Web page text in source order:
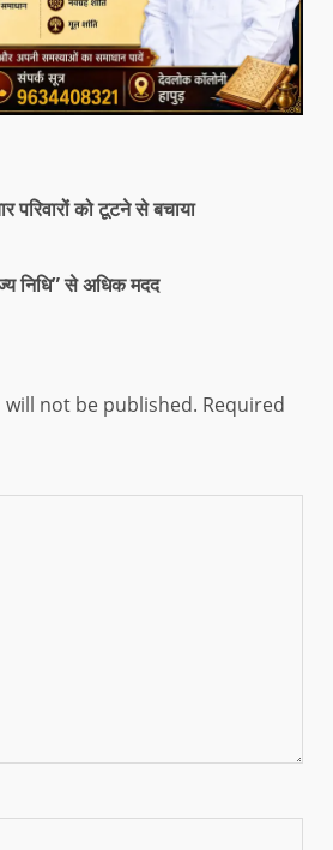
परिवारों को टूटने से बचाया
निधि” से अधिक मदद
not be published. Required